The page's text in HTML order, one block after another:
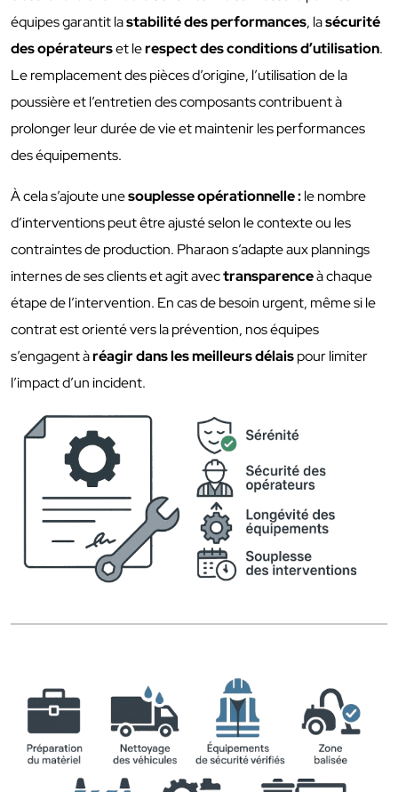
équipes garantit lastabilité des performances, lasécurité
des opérateurset lerespect des conditions d’utilisation.
Le remplacement des pièces d’origine, l’utilisation de la
poussière et l’entretien des composants contribuent à
prolonger leur durée de vie et maintenir les performances
des équipements.
À cela s’ajoute unesouplesse opérationnelle :le nombre
d’interventions peut être ajusté selon le contexte ou les
contraintes de production. Pharaon s’adapte aux plannings
internes de ses clients et agit avectransparenceà chaque
étape de l’intervention. En cas de besoin urgent, même si le
contrat est orienté vers la prévention, nos équipes
s’engagent àréagir dans les meilleurs délaispour limiter
l’impact d’un incident.